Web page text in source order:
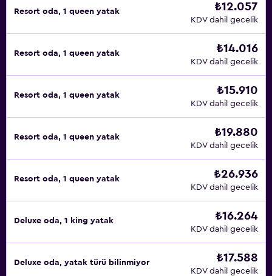
Resort oda, 1 queen yatak ₺12.057
KDV dahil gecelik
Resort oda, 1 queen yatak ₺14.016
KDV dahil gecelik
Resort oda, 1 queen yatak ₺15.910
KDV dahil gecelik
Resort oda, 1 queen yatak ₺19.880
KDV dahil gecelik
Resort oda, 1 queen yatak ₺26.936
KDV dahil gecelik
Deluxe oda, 1 king yatak ₺16.264
KDV dahil gecelik
Deluxe oda, yatak türü bilinmiyor ₺17.588
KDV dahil gecelik